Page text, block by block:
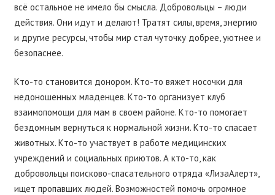
всё остальное не имело бы смысла. Добровольцы – люди
действия. Они идут и делают! Тратят силы, время, энергию
и другие ресурсы, чтобы мир стал чуточку добрее, уютнее и
безопаснее.
Кто-то становится донором. Кто-то вяжет носочки для
недоношенных младенцев. Кто-то организует клуб
взаимопомощи для мам в своем районе. Кто-то помогает
бездомным вернуться к нормальной жизни. Кто-то спасает
животных. Кто-то участвует в работе медицинских
учреждений и социальных приютов. А кто-то, как
добровольцы поисково-спасательного отряда «ЛизаАлерт»,
ищет пропавших людей. Возможностей помочь огромное